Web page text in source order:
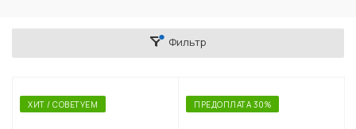
Фильтр
ХИТ / СОВЕТУЕМ ПРЕДОПЛАТА 30%